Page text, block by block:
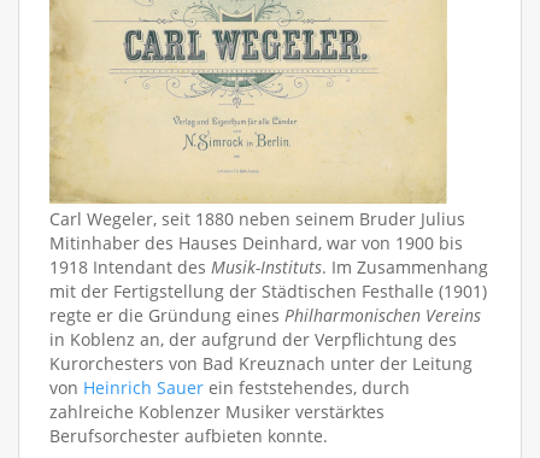
Carl Wegeler, seit 1880 neben seinem Bruder Julius
Mitinhaber des Hauses Deinhard, war von 1900 bis
1918 Intendant des Musik-Instituts. Im Zusammenhang
mit der Fertigstellung der Städtischen Festhalle (1901)
regte er die Gründung eines Philharmonischen Vereins
in Koblenz an, der aufgrund der Verpflichtung des
Kurorchesters von Bad Kreuznach unter der Leitung
von Heinrich Sauer ein feststehendes, durch
zahlreiche Koblenzer Musiker verstärktes
Berufsorchester aufbieten konnte.